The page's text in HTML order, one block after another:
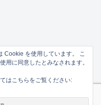
Cookie を使用しています。 こ
用に同意したとみなされます。
はこちらをご覧ください: